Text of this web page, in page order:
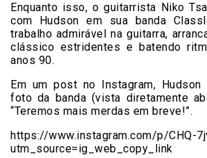
Enquanto isso, o guitarrista Niko
com Hudson em sua banda
trabalho admirável na guitarra,
clássico estridentes e batendo
anos 90.
Em um post no Instagram, Hudson
foto da banda (vista diretamente
“Teremos mais merdas em breve!”.
https://www.instagram.com/p/CHQ-
utm_source=ig_web_copy_link